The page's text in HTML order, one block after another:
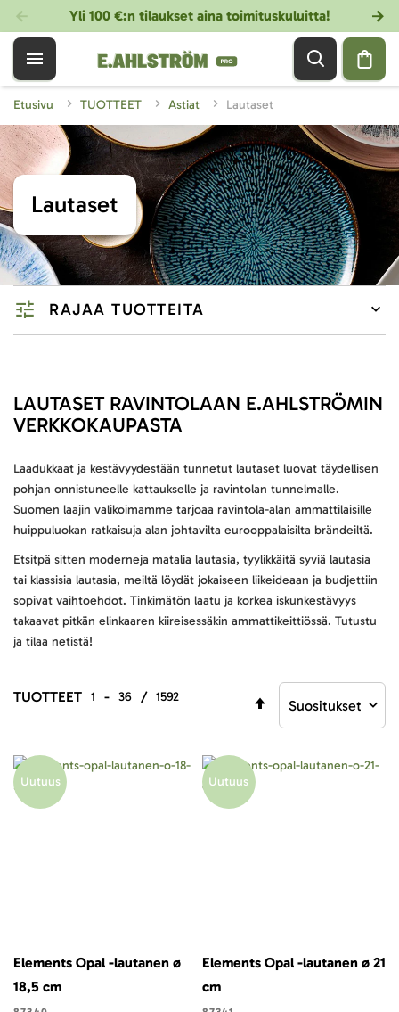
Yli 100 €:n tilaukset aina toimituskuluitta!
Etusivu TUOTTEET Astiat Lautaset
Lautaset
LAUTASET RAVINTOLAAN E.AHLSTRÖMIN
VERKKOKAUPASTA
Laadukkaat ja kestävyydestään tunnetut lautaset luovat täydellisen
pohjan onnistuneelle kattaukselle ja ravintolan tunnelmalle.
Suomen laajin valikoimamme tarjoaa ravintola-alan ammattilaisille
huippuluokan ratkaisuja alan johtavilta eurooppalaisilta brändeiltä.
Etsitpä sitten moderneja matalia lautasia, tyylikkäitä syviä lautasia
tai klassisia lautasia, meiltä löydät jokaiseen liikeideaan ja budjettiin
sopivat vaihtoehdot. Tinkimätön laatu ja korkea iskunkestävyys
takaavat pitkän elinkaaren kiireisessäkin ammattikeittiössä. Tutustu
ja tilaa netistä!
TUOTTEET 1 - 36 / 1592
Aseta
Uutuus
Elements Opal -lautanen ø
18,5 cm
Uutuus
Elements Opal -lautanen ø 21
cm
RAJAA TUOTTEITA